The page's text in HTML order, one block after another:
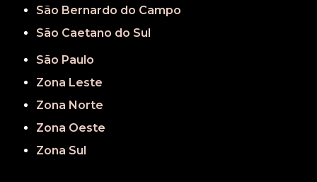
São Bernardo do Campo
São Caetano do Sul
São Paulo
Zona Leste
Zona Norte
Zona Oeste
Zona Sul